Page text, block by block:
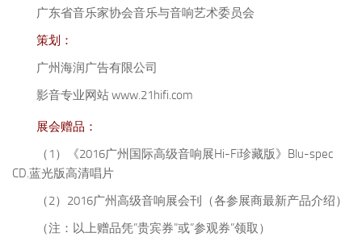
广东省音乐家协会音乐与音响艺术委员会
策划：
广州海润广告有限公司
影音专业网站 www.21hifi.com
展会赠品：
（1）《2016广州国际高级音响展Hi-Fi珍藏版》Blu-spec
CD.蓝光版高清唱片
（2）2016广州高级音响展会刊（各参展商最新产品介绍）
（注：以上赠品凭”贵宾券”或”参观券”领取）